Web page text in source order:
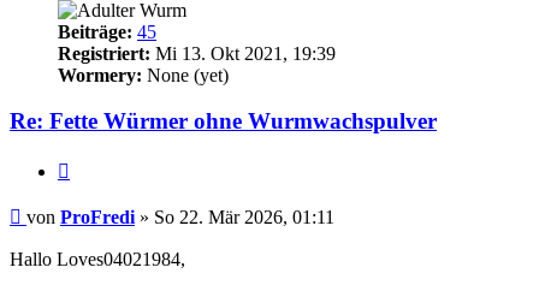
Beiträge: 45
Registriert: Mi 13. Okt 2021, 19:39
Wormery: None (yet)
Re: Fette Würmer ohne Wurmwachspulver
Beitrag
von ProFredi » So 22. Mär 2026, 01:11
Hallo Loves04021984,